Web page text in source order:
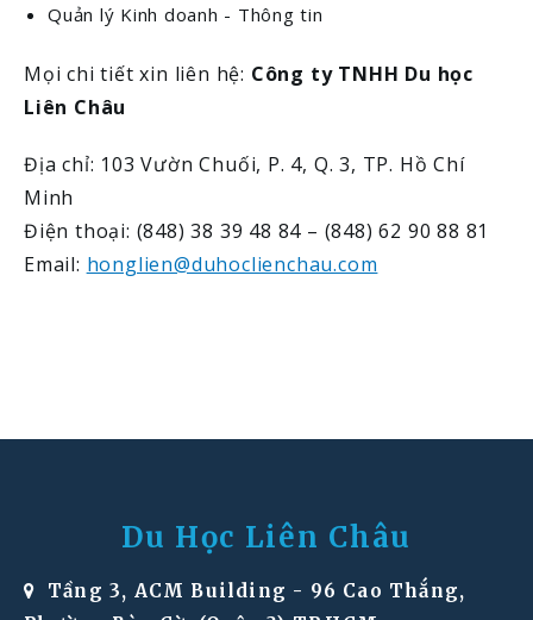
Quản lý Kinh doanh - Thông tin
Mọi chi tiết xin liên hệ: Công ty TNHH Du học
Liên Châu
Địa chỉ: 103 Vườn Chuối, P. 4, Q. 3, TP. Hồ Chí
Minh
Điện thoại: (848) 38 39 48 84 – (848) 62 90 88 81
Email: honglien@duhoclienchau.com
Du Học Liên Châu
Tầng 3, ACM Building - 96 Cao Thắng,